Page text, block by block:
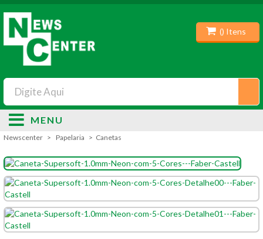
() Itens
MENU
Newscenter Papelaria Canetas